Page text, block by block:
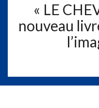
« LE
nouveau